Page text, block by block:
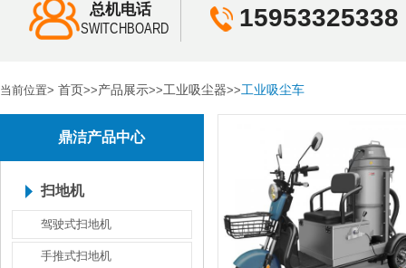
总机电话
SWITCHBOARD 15953325338
当前位置> 首页>>产品展示>>工业吸尘器>>工业吸尘车
鼎洁产品中心
扫地机
驾驶式扫地机
手推式扫地机